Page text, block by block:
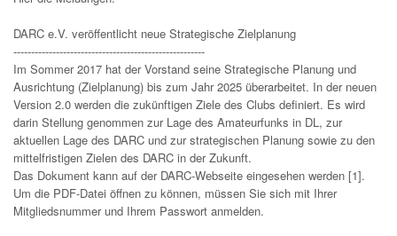
DARC e.V. veröffentlicht neue Strategische Zielplanung
------------------------------------------------------
Im Sommer 2017 hat der Vorstand seine Strategische Planung und
Ausrichtung (Zielplanung) bis zum Jahr 2025 überarbeitet. In der neuen
Version 2.0 werden die zukünftigen Ziele des Clubs definiert. Es wird
darin Stellung genommen zur Lage des Amateurfunks in DL, zur
aktuellen Lage des DARC und zur strategischen Planung sowie zu den
mittelfristigen Zielen des DARC in der Zukunft.
Das Dokument kann auf der DARC-Webseite eingesehen werden [1].
Um die PDF-Datei öffnen zu können, müssen Sie sich mit Ihrer
Mitgliedsnummer und Ihrem Passwort anmelden.